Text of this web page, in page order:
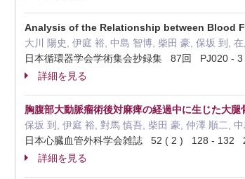
Analysis of the Relationship between Blood
大川 陽史, 伊庭 裕, 中島 智博, 柴田 豪, 保坂 到,
日本循環器学会学術集会抄録集 87回 PJ020 -
詳細を見る
胸腹部大動脈瘤術後対麻痺の経過中に生じた
保坂 到, 伊庭 裕, 對馬 慎吾, 柴田 豪, 仲澤 順二,
日本心臓血管外科学会雑誌 52 ( 2 ) 128 - 132
詳細を見る